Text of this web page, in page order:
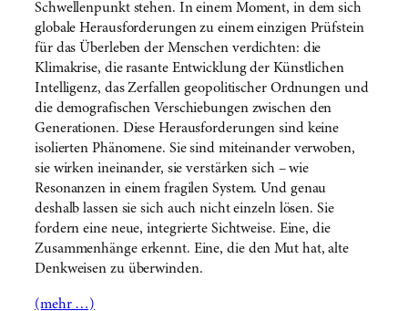
Schwellenpunkt stehen. In einem Moment, in dem sich
globale Herausforderungen zu einem einzigen Prüfstein
für das Überleben der Menschen verdichten: die
Klimakrise, die rasante Entwicklung der Künstlichen
Intelligenz, das Zerfallen geopolitischer Ordnungen und
die demografischen Verschiebungen zwischen den
Generationen. Diese Herausforderungen sind keine
isolierten Phänomene. Sie sind miteinander verwoben,
sie wirken ineinander, sie verstärken sich – wie
Resonanzen in einem fragilen System. Und genau
deshalb lassen sie sich auch nicht einzeln lösen. Sie
fordern eine neue, integrierte Sichtweise. Eine, die
Zusammenhänge erkennt. Eine, die den Mut hat, alte
Denkweisen zu überwinden.
(mehr …)